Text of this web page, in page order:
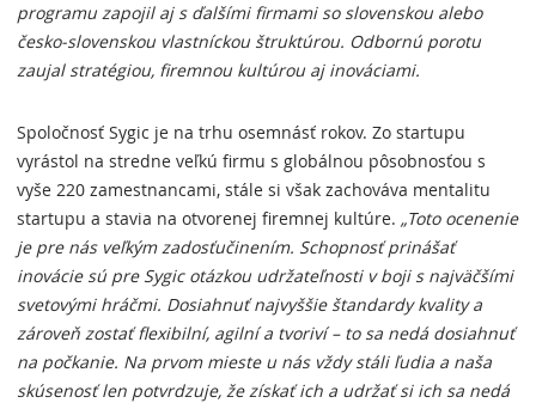
programu zapojil aj s ďalšími firmami so slovenskou alebo
česko-slovenskou vlastníckou štruktúrou. Odbornú porotu
zaujal stratégiou, firemnou kultúrou aj inováciami.
Spoločnosť Sygic je na trhu osemnásť rokov. Zo startupu
vyrástol na stredne veľkú firmu s globálnou pôsobnosťou s
vyše 220 zamestnancami, stále si však zachováva mentalitu
startupu a stavia na otvorenej firemnej kultúre. „Toto ocenenie
je pre nás veľkým zadosťučinením. Schopnosť prinášať
inovácie sú pre Sygic otázkou udržateľnosti v boji s najväčšími
svetovými hráčmi. Dosiahnuť najvyššie štandardy kvality a
zároveň zostať flexibilní, agilní a tvoriví – to sa nedá dosiahnuť
na počkanie. Na prvom mieste u nás vždy stáli ľudia a naša
skúsenosť len potvrdzuje, že získať ich a udržať si ich sa nedá